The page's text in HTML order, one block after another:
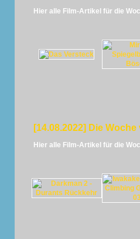
Hier alle Film-Artikel für die
[14.08.2022] Die
Hier alle Film-Artikel für die